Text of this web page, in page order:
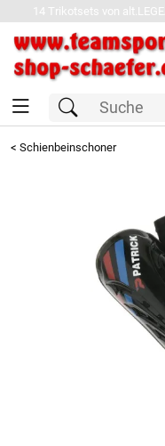
14 Trikotsets von
< Schienbeinschoner